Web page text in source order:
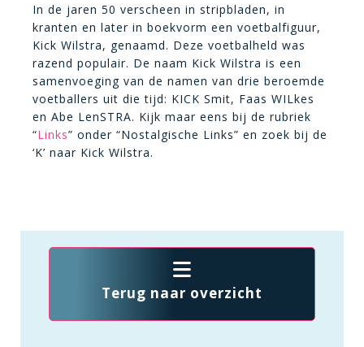
In de jaren 50 verscheen in stripbladen, in
kranten en later in boekvorm een voetbalfiguur,
Kick Wilstra, genaamd. Deze voetbalheld was
razend populair. De naam Kick Wilstra is een
samenvoeging van de namen van drie beroemde
voetballers uit die tijd: KICK Smit, Faas WILkes
en Abe LenSTRA. Kijk maar eens bij de rubriek
“Links” onder “Nostalgische Links” en zoek bij de
‘K’ naar Kick Wilstra.
Terug naar overzicht